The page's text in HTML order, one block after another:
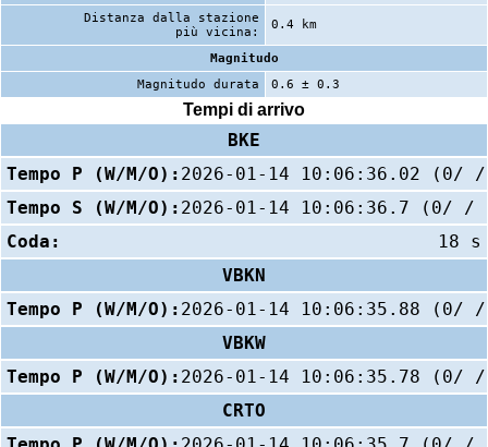
Distanza dalla stazione
più vicina:
0.4 km
Magnitudo
Magnitudo durata
0.6 ± 0.3
Tempi di arrivo
BKE
Tempo P (W/M/O): 2026-01-14 10:06:36.02 (0/
Tempo S (W/M/O): 2026-01-14 10:06:36.7 (0/ /
Coda:
18 s
VBKN
Tempo P (W/M/O): 2026-01-14 10:06:35.88 (0/
VBKW
Tempo P (W/M/O): 2026-01-14 10:06:35.78 (0/
CRTO